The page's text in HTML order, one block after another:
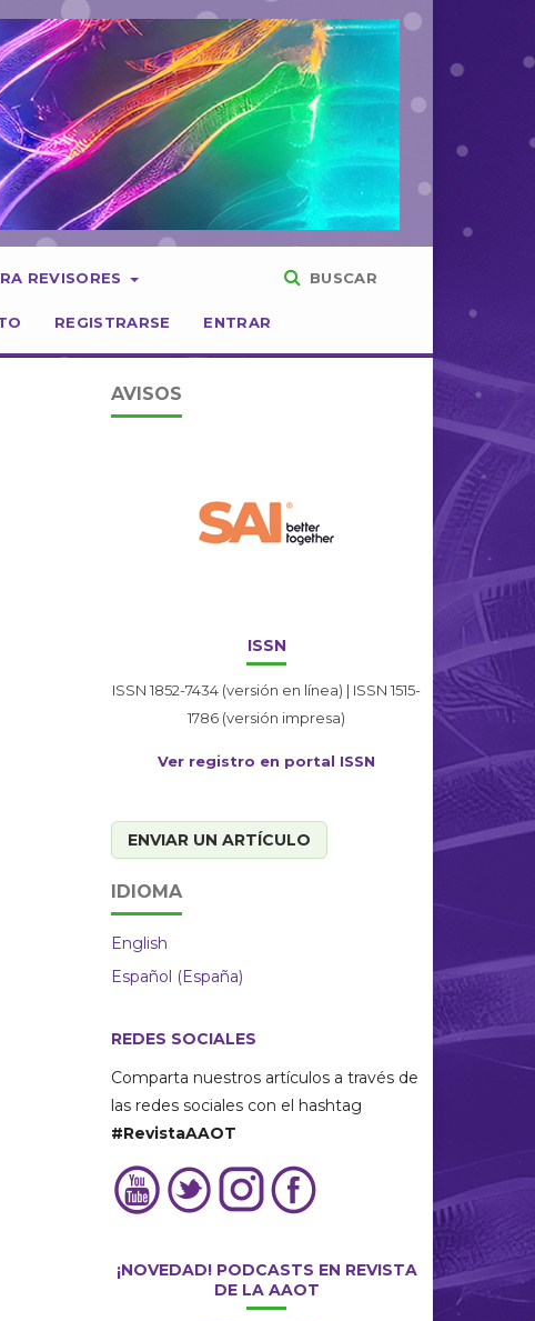
REVISORES
REGISTRARSE ENTRAR
BUSCAR
AVISOS
ISSN
ISSN 1852-7434 (versión en línea) | ISSN 1515-
1786 (versión impresa)
Ver registro en portal ISSN
ENVIAR UN ARTÍCULO
IDIOMA
English
Español (España)
REDES SOCIALES
Comparta nuestros artículos a través de
las redes sociales con el hashtag
#RevistaAAOT
¡NOVEDAD! PODCASTS EN REVISTA
DE LA AAOT